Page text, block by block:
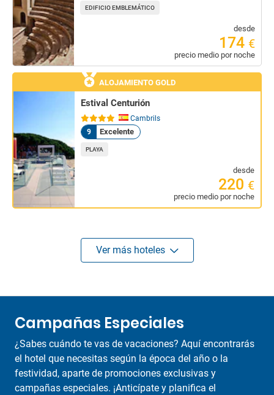
EDIFICIO EMBLEMÁTICO
desde
174 €
precio medio por noche
ALOJAMIENTO GOLD
Estival Centurión
Cambrils
9
Excelente
PLAYA
desde
220 €
precio medio por noche
Ver más hoteles
Campañas Especiales
¿Sabes cuándo te vas de vacaciones? Aquí encontrarás
el hotel que necesitas según la época del año o la
festividad, aparte de promociones exclusivas y
campañas especiales. ¡Anticípate y planifica el